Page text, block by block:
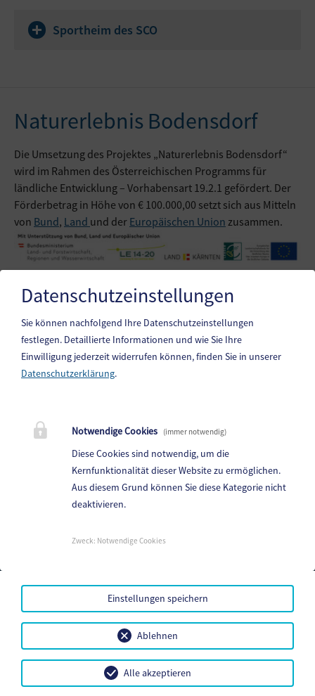
Sportheim des SCO
Naturerlebnis Bodensdorf
Die Umsetzung des Projektes „Naturerlebnis Bodensdorf“
wird im Rahmen des Österreichischen Programms für
ländliche Entwicklung – Vorhabensart 19.2.1 gefördert. Der
Förderbetrag in Höhe von € 100.000,00 setzt sich aus Mitteln
von Bund, Land und der Europäischen Union zusammen.
Projektbeschreibung
10. Oktoberstr. 1, 9551 Bodensdorf am Ossiacher See
Telefon:
04243 83 83 0
Fax: 04243 83 83 30
E-Mail:steindorf.direktion@ktn.gde.at
Heute,08:00 - 12:00 Uhr
Heute,07:00 - 12:00 Uhr
Mehr...
Amtssignatur
Barrierefreiheit
Sitemap
Impressum
Datenschutzeinstellungen
Sie können nachfolgend Ihre Datenschutzeinstellungen
festlegen. Detaillierte Informationen und wie Sie Ihre
Einwilligung jederzeit widerrufen können, finden Sie in unserer
Datenschutzerklärung.
Notwendige Cookies (immer notwendig)
Diese Cookies sind notwendig, um die
Kernfunktionalität dieser Website zu ermöglichen.
Aus diesem Grund können Sie diese Kategorie nicht
deaktivieren.
Zweck: Notwendige Cookies
Ablehnen
Einstellungen speichern
Alle akzeptieren